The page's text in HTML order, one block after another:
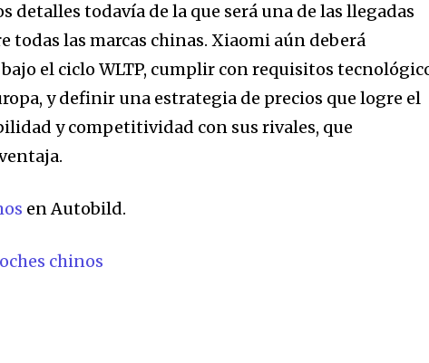
detalles todavía de la que será una de las llegadas
todas las marcas chinas. Xiaomi aún deberá
el ciclo WLTP, cumplir con requisitos
y definir una estrategia de precios que logre el
y competitividad con sus rivales, que
en Autobild.
chinos